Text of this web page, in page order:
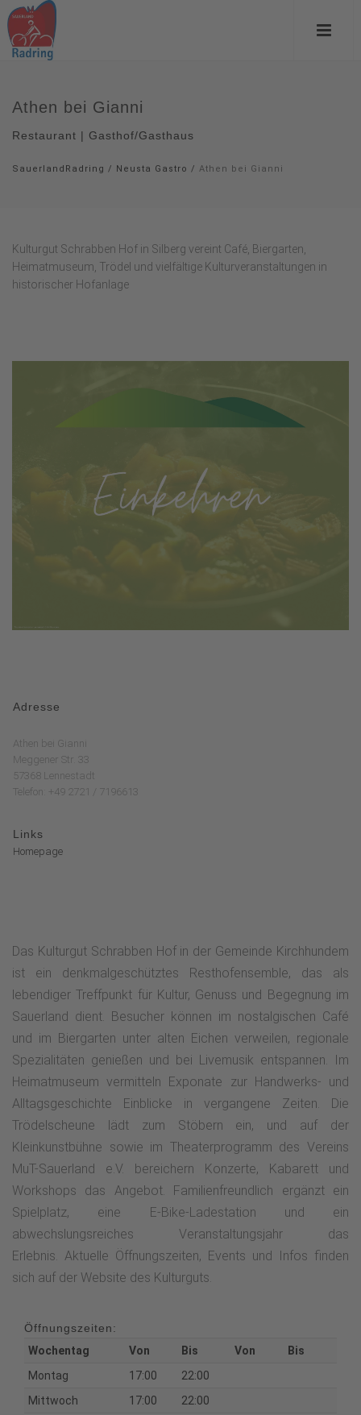
Athen bei Gianni
Restaurant | Gasthof/Gasthaus
SauerlandRadring / Neusta Gastro / Athen bei Gianni
Kulturgut Schrabben Hof in Silberg vereint Café, Biergarten,
Heimatmuseum, Trödel und vielfältige Kulturveranstaltungen in
historischer Hofanlage
Adresse
Athen bei Gianni
Meggener Str. 33
57368 Lennestadt
Telefon: +49 2721 / 7196613
Links
Homepage
Das Kulturgut Schrabben Hof in der Gemeinde Kirchhundem
ist ein denkmalgeschütztes Resthofensemble, das als
lebendiger Treffpunkt für Kultur, Genuss und Begegnung im
Sauerland dient. Besucher können im nostalgischen Café
und im Biergarten unter alten Eichen verweilen, regionale
Spezialitäten genießen und bei Livemusik entspannen. Im
Heimatmuseum vermitteln Exponate zur Handwerks- und
Alltagsgeschichte Einblicke in vergangene Zeiten. Die
Trödelscheune lädt zum Stöbern ein, und auf der
Kleinkunstbühne sowie im Theaterprogramm des Vereins
MuT-Sauerland e.V. bereichern Konzerte, Kabarett und
Workshops das Angebot. Familienfreundlich ergänzt ein
Spielplatz, eine E-Bike-Ladestation und ein
abwechslungsreiches Veranstaltungsjahr das
Erlebnis. Aktuelle Öffnungszeiten, Events und Infos finden
sich auf der Website des Kulturguts.
Öffnungszeiten:
Wochentag
Von Bis Von
Bis
Montag
17:00
22:00
Mittwoch
17:00
22:00